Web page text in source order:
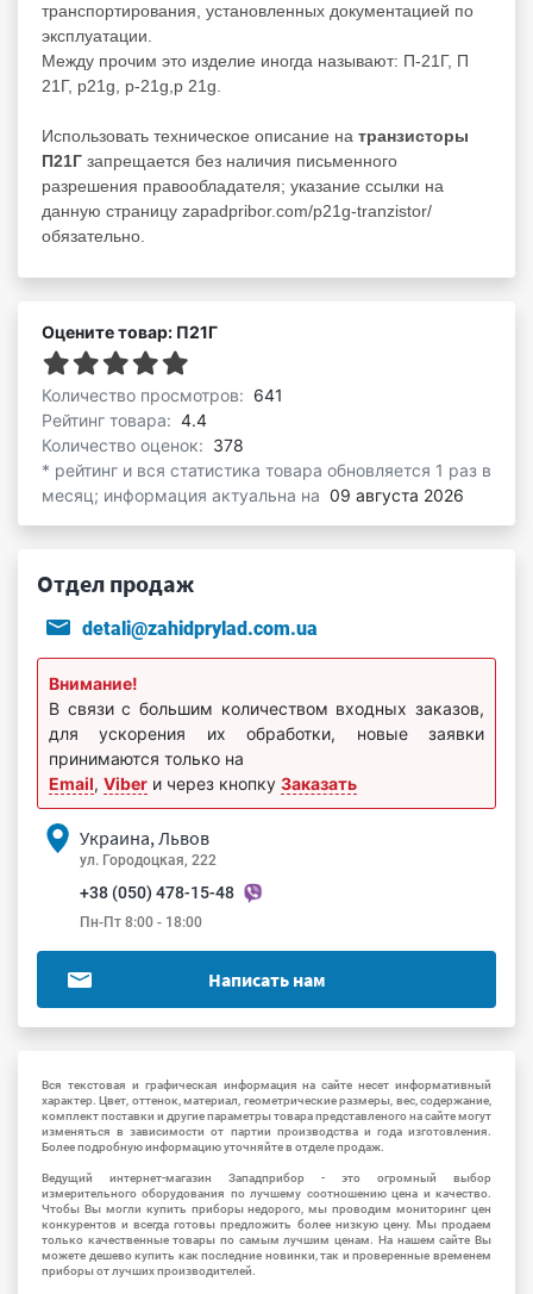
транспортирования, установленных документацией по
эксплуатации.
Между прочим это изделие иногда называют: П-21Г, П
21Г, p21g, p-21g,p 21g.
Использовать техническое описание на транзисторы
П21Г запрещается без наличия письменного
разрешения правообладателя; указание ссылки на
данную страницу zapadpribor.com/p21g-tranzistor/
обязательно.
Оцените товар: П21Г
Количество просмотров: 641
Рейтинг товара: 4.4
Количество оценок: 378
* рейтинг и вся статистика товара обновляется 1 раз в
месяц; информация актуальна на 09 августа 2026
Отдел продаж
detali@zahidprylad.com.ua
Внимание!
В связи с большим количеством входных заказов,
для ускорения их обработки, новые заявки
принимаются только на
Email, Viber и через кнопку Заказать
Украина, Львов
ул. Городоцкая, 222
+38 (050) 478-15-48
Пн-Пт 8:00 - 18:00
Написать нам
Вся текстовая и графическая информация на сайте несет информативный
характер. Цвет, оттенок, материал, геометрические размеры, вес, содержание,
комплект поставки и другие параметры товара представленого на сайте могут
изменяться в зависимости от партии производства и года изготовления.
Более подробную информацию уточняйте в отделе продаж.
Ведущий интернет-магазин Западприбор - это огромный выбор
измерительного оборудования по лучшему соотношению цена и качество.
Чтобы Вы могли купить приборы недорого, мы проводим мониторинг цен
конкурентов и всегда готовы предложить более низкую цену. Мы продаем
только качественные товары по самым лучшим ценам. На нашем сайте Вы
можете дешево купить как последние новинки, так и проверенные временем
приборы от лучших производителей.